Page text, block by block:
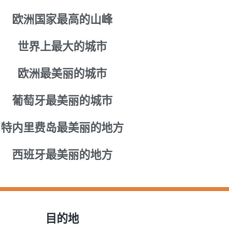
欧洲国家最高的山峰
世界上最大的城市
欧洲最美丽的城市
葡萄牙最美丽的城市
特内里费岛最美丽的地方
西班牙最美丽的地方
目的地